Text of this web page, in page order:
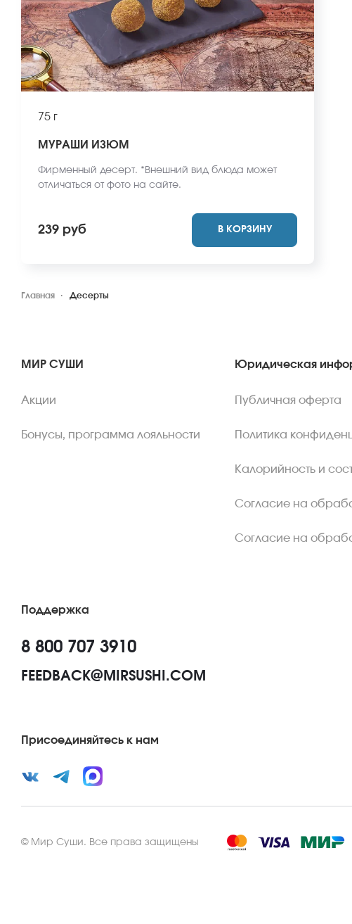
75 г
МУРАШИ ИЗЮМ
Фирменный десерт. *Внешний вид блюда может
отличаться от фото на сайте.
239 руб В КОРЗИНУ
Главная Десерты
МИР СУШИ
Акции
Бонусы, программа лояльности
Юридическая
Публичная оферта
Политика
Калорийность и
Согласие на
Согласие на
Поддержка
8 800 707 3910
FEEDBACK@MIRSUSHI.COM
Присоединяйтесь к нам
© Мир Суши. Все права защищены